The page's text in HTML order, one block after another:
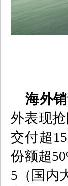
海外销
外表现
交付超
份额超
5 （国内